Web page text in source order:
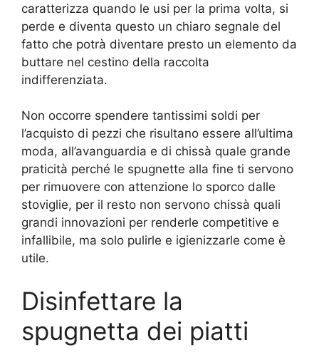
caratterizza quando le usi per la prima volta, si
perde e diventa questo un chiaro segnale del
fatto che potrà diventare presto un elemento da
buttare nel cestino della raccolta
indifferenziata.
Non occorre spendere tantissimi soldi per
l’acquisto di pezzi che risultano essere all’ultima
moda, all’avanguardia e di chissà quale grande
praticità perché le spugnette alla fine ti servono
per rimuovere con attenzione lo sporco dalle
stoviglie, per il resto non servono chissà quali
grandi innovazioni per renderle competitive e
infallibile, ma solo pulirle e igienizzarle come è
utile.
Disinfettare la
spugnetta dei piatti